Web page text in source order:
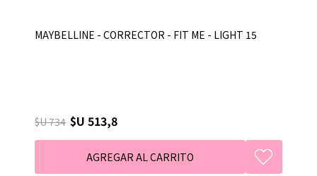
MAYBELLINE - CORRECTOR - FIT ME - LIGHT 15
$U 734 $U 513,8